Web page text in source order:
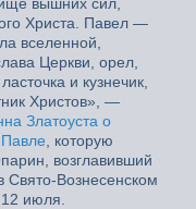
Христа. Павел —
вселенной,
Церкви, орел,
и кузнечик,
Христов», —
Златоуста о
, которую
возглавивший
Свято-Вознесенском
июля.